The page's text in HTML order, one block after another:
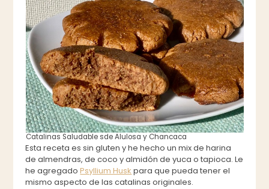
Catalinas Saludable sde Alulosa y Chancaca
Esta receta es sin gluten y he hecho un mix de harina
de almendras, de coco y almidón de yuca o tapioca. Le
he agregadoPsyllium Husk para que pueda tener el
mismo aspecto de las catalinas originales.